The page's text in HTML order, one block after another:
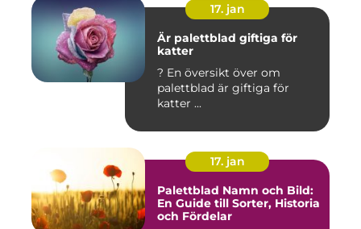
17. jan
Är palettblad giftiga för
katter
? En översikt över om
palettblad är giftiga för
katter ...
17. jan
Palettblad Namn och Bild:
En Guide till Sorter, Historia
och Fördelar